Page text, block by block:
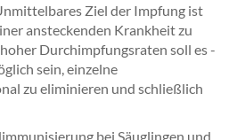
Ziel der Impfung ist
ansteckenden Krankheit zu
Durchimpfungsraten soll es -
sein, einzelne
zu eliminieren und schließlich
bei Säuglingen und